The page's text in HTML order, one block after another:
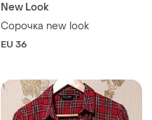
New Look
Сорочка new look
EU 36